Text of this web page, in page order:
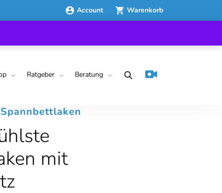
Account Warenkorb
Ratgeber Beratung
mit